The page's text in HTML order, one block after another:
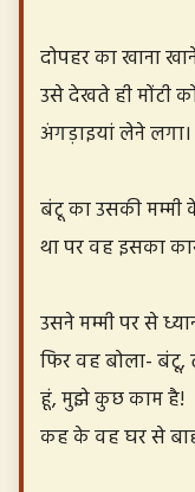
दोपहर का खाना
उसे देखते ही मोंटी
अंगड़ाइयां लेने लगा।
बंटू का उसकी मम्मी
था पर वह इसका
उसने मम्मी पर से
फिर वह बोला-
हूं, मुझे कुछ काम है!
कह के वह घर से